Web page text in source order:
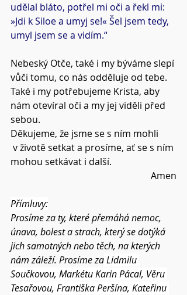
udělal bláto, potřel mi oči a řekl mi:
»Jdi k Siloe a umyj se!« Šel jsem tedy,
umyl jsem se a vidím.“
Nebeský Otče, také i my býváme slepí
vůči tomu, co nás odděluje od tebe.
Také i my potřebujeme Krista, aby
nám otevíral oči a my jej viděli před
sebou.
Děkujeme, že jsme se s ním mohli
v životě setkat a prosíme, ať se s ním
mohou setkávat i další.
Amen
Přímluvy:
Prosíme za ty, které přemáhá nemoc,
únava, bolest a strach, který se dotýká
jich samotných nebo těch, na kterých
nám záleží. Prosíme za Lidmilu
Součkovou, Markétu Karin Pácal, Věru
Tesařovou, Františka Peršína, Kateřinu